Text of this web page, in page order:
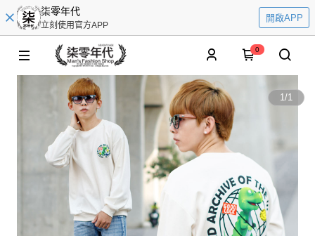
柒零年代
立刻使用官方APP
開啟APP
0
1/1